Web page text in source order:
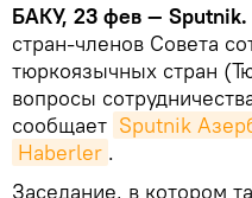
БАКУ, 23 фев — Sputnik.
стран-членов Совета
тюркоязычных стран
вопросы
сообщает Sputnik
Haberler .
Заседание, в котором